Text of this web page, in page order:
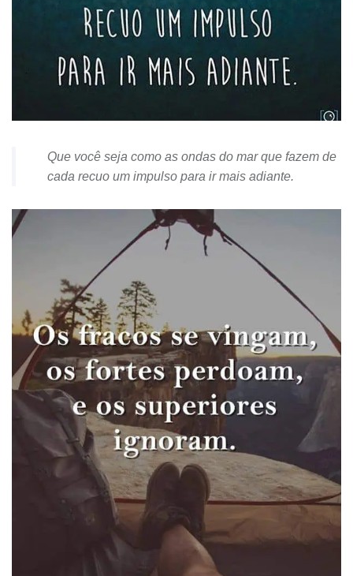
Que você seja como as ondas do mar que fazem de
cada recuo um impulso para ir mais adiante.